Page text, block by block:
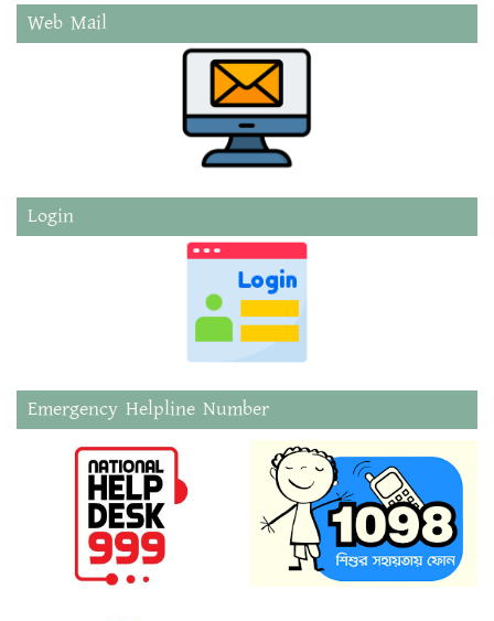
Web Mail
Login
Emergency Helpline Number